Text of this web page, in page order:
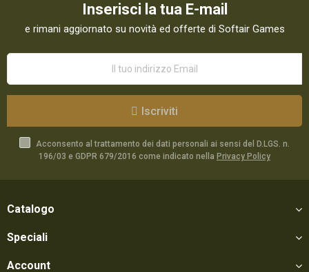
Inserisci la tua E-mail
e rimani aggiornato su novità ed offerte di Softair Games
Iscriviti
Acconsento al trattamento dei dati personali ai sensi del D.LGS. n.
196/03 e GDPR 679/2016 come indicato nella Privacy Policy
Catalogo
Speciali
Account